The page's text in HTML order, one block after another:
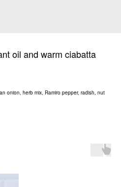
oil and warm ciabatta
onion, herb mix, Ramiro pepper, radish, nut